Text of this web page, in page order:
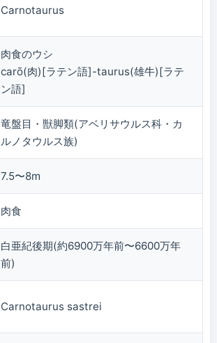
Carnotaurus
肉食のウシ
carō(肉)[ラテン語]-taurus(雄牛)[ラテ
ン語]
竜盤目・獣脚類(アベリサウルス科・カ
ルノタウルス族)
7.5〜8m
肉食
白亜紀後期(約6900万年前〜6600万年
前)
Carnotaurus sastrei